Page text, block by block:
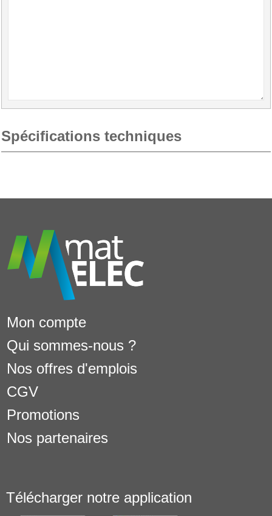
Spécifications techniques
Mon compte
Qui sommes-nous ?
Nos offres d'emplois
CGV
Promotions
Nos partenaires
Télécharger notre application